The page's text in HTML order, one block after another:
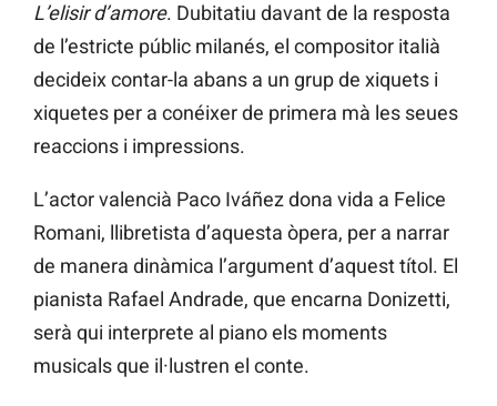
L’elisir d’amore. Dubitatiu davant de la resposta
de l’estricte públic milanés, el compositor italià
decideix contar-la abans a un grup de xiquets i
xiquetes per a conéixer de primera mà les seues
reaccions i impressions.
L’actor valencià Paco Iváñez dona vida a Felice
Romani, llibretista d’aquesta òpera, per a narrar
de manera dinàmica l’argument d’aquest títol. El
pianista Rafael Andrade, que encarna Donizetti,
serà qui interprete al piano els moments
musicals que il·lustren el conte.